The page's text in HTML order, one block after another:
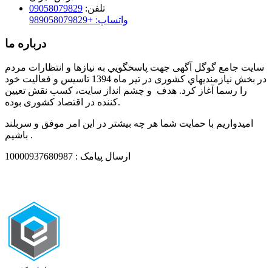
تلفن: 09058079829
واتساپ: +989058079829
درباره ما
سایت جامع گوگل آگهی جهت پاسخگويي به نيازها و انتظارات مردم
در بخش نيازمنديهاي کشوری در تير ماه 1394 تاسيس و فعاليت خود
را رسما آغاز كرد. هدف و چشم انداز سایت، كسب نقش تعيين
كننده در اقتصاد کشوری بوده.
امیدواریم با حمایت شما هر چه بیشتر در این امر موفق و سربلند
باشیم .
ارسال پیامک : 10000937680987